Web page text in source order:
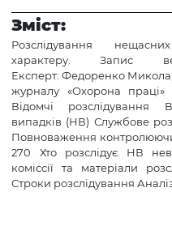
Зміст:
Розслідування
характеру. Запис
Експерт: Федоренко
журналу «Охорона
Відомчі розслідування
випадків (НВ) Службове
Повноваження
270 Хто розслідує НВ
коміссії та матеріали
Строки розслідування